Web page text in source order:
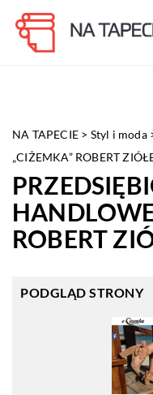
NA TAPECIE > Styl i moda
„CIŻEMKA” ROBERT
ROBERT
PODGLĄD STRONY